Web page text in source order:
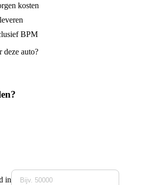
kosten
BPM
deze auto?
in